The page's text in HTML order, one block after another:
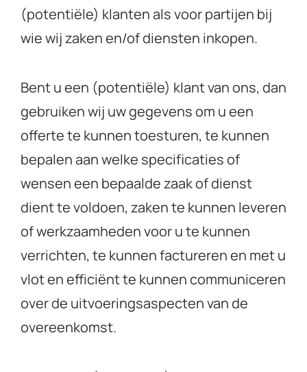
(potentiële) klanten als voor partijen bij
wie wij zaken en/of diensten inkopen.
Bent u een (potentiële) klant van ons, dan
gebruiken wij uw gegevens om u een
offerte te kunnen toesturen, te kunnen
bepalen aan welke specificaties of
wensen een bepaalde zaak of dienst
dient te voldoen, zaken te kunnen leveren
of werkzaamheden voor u te kunnen
verrichten, te kunnen factureren en met u
vlot en efficiënt te kunnen communiceren
over de uitvoeringsaspecten van de
overeenkomst.